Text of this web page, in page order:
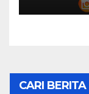
CARI BERITA